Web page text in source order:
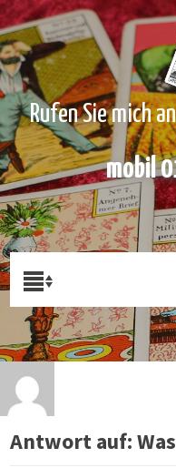
Rufen Sie mich
mobil
Antwort auf: